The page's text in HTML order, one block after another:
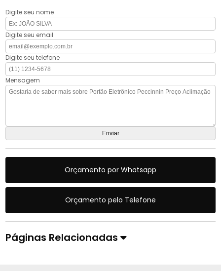
Digite seu nome
Digite seu email
Digite seu telefone
Mensagem
Orçamento por Whatsapp
Orçamento pelo Telefone
Páginas Relacionadas